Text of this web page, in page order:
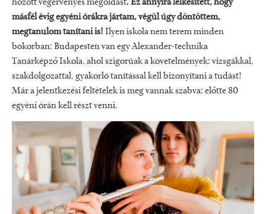
hozott végérvényes megoldást. Ez annyira lelkesített, hogy
másfél évig egyéni órákra jártam, végül úgy döntöttem,
megtanulom tanítani is! Ilyen iskola nem terem minden
bokorban: Budapesten van egy Alexander-technika
Tanárképző Iskola, ahol szigorúak a követelmények: vizsgákkal,
szakdolgozattal, gyakorló tanítással kell bizonyítani a tudást!
Már a jelentkezési feltételek is meg vannak szabva: előtte 80
egyéni órán kell részt venni.